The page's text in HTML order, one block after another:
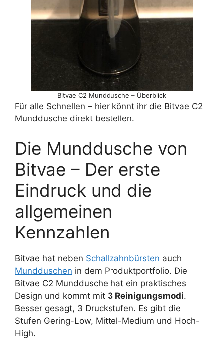
Bitvae C2 Munddusche – Überblick
Für alle Schnellen – hier könnt ihr die Bitvae C2
Munddusche direkt bestellen.
Die Munddusche von
Bitvae – Der erste
Eindruck und die
allgemeinen
Kennzahlen
Bitvae hat neben Schallzahnbürsten auch
Mundduschen in dem Produktportfolio. Die
Bitvae C2 Munddusche hat ein praktisches
Design und kommt mit 3 Reinigungsmodi.
Besser gesagt, 3 Druckstufen. Es gibt die
Stufen Gering-Low, Mittel-Medium und Hoch-
High.